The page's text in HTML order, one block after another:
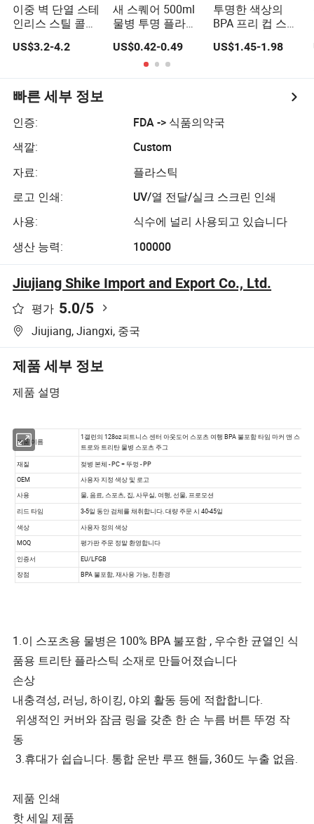
이중 벽 단열 스테
인리스 스틸 콜라
US$3.2-4.2
새 스퀘어 500ml
물병 투명 플라스
체육관 여행 음료
수 병 맞춤 로고
포함
US$0.42-0.49
투명한 색상의
BPA 프리 컵 스포
어린이 1L 머그 누
능한 BPA 프리 32
온스 보로실리케
간 표시 알림 인용
US$1.45-1.98
빠른 세부 정보
인증:
FDA -> 식품의약국
색깔:
Custom
자료:
플라스틱
로고 인쇄:
UV/열 전달/실크 스크린 인쇄
사용:
식수에 널리 사용되고 있습니다
생산 능력:
100000
Jiujiang Shike Import and Export Co., Ltd.
평가 5.0/5
Jiujiang, Jiangxi, 중국
제품 세부 정보
제품 설명
1.이 스포츠용 물병은 100% BPA 불포함 , 우수한 균열인 식
품용 트리탄 플라스틱 소재로 만들어졌습니다
손상
내충격성, 러닝, 하이킹, 야외 활동 등에 적합합니다.
위생적인 커버와 잠금 링을 갖춘 한 손 누름 버튼 뚜껑 작
동
3.휴대가 쉽습니다. 통합 운반 루프 핸들, 360도 누출 없음.
제품 인쇄
핫 세일 제품